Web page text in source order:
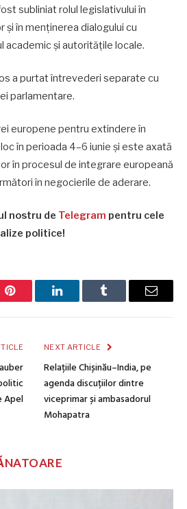
subliniat rolul legislativului în
în menținerea dialogului cu
academic și autoritățile locale.
a purtat întrevederi separate cu
parlamentare.
europene pentru extindere în
în perioada 4–6 iunie și este axată
în procesul de integrare europeană
în negocierile de aderare.
nostru de Telegram pentru cele
politice!
Pinterest LinkedInTumblr Email
Apel
NEXT ARTICLE
Relațiile Chișinău–India, pe
agenda discuțiilor dintre
viceprimar și ambasadorul
Mohapatra